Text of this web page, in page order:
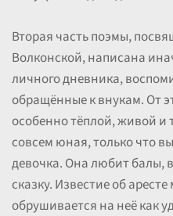
Вторая часть поэмы,
Волконской, написана
личного дневника,
обращённые к внукам. От
особенно тёплой, живой и
совсем юная, только что
девочка. Она любит балы,
сказку. Известие об
обрушивается на неё как